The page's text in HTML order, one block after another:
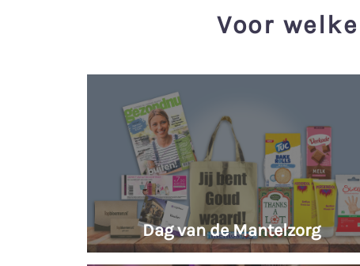
Voor
Dag van de Mantelzorg